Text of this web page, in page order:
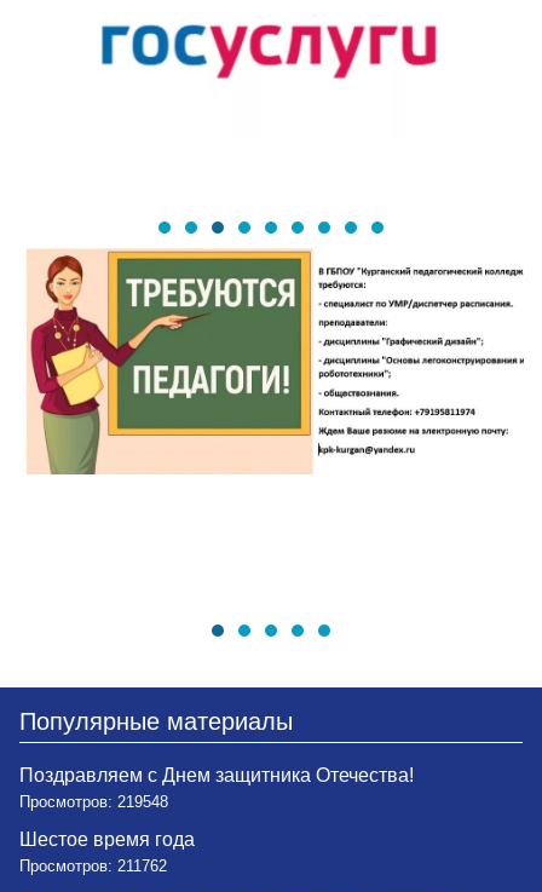
Популярные материалы
Поздравляем с Днем защитника Отечества!
Просмотров: 219548
Шестое время года
Просмотров: 211762